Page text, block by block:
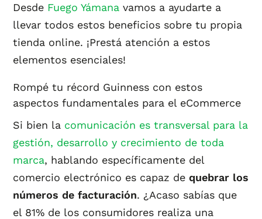
Desde Fuego Yámana vamos a ayudarte a
llevar todos estos beneficios sobre tu propia
tienda online. ¡Prestá atención a estos
elementos esenciales!
Rompé tu récord Guinness con estos
aspectos fundamentales para el eCommerce
Si bien la comunicación es transversal para la
gestión, desarrollo y crecimiento de toda
marca, hablando específicamente del
comercio electrónico es capaz dequebrar los
números de facturación. ¿Acaso sabías que
el 81% de los consumidores realiza una